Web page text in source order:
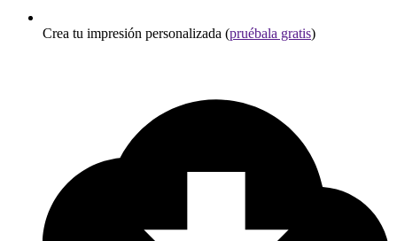
Crea tu impresión personalizada (pruébala gratis)